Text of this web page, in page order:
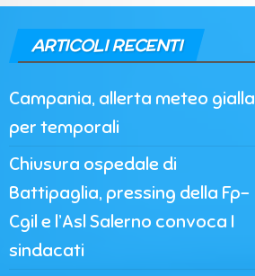
ARTICOLI RECENTI
Campania, allerta meteo gialla
per temporali
Chiusura ospedale di
Battipaglia, pressing della Fp-
Cgil e l’Asl Salerno convoca I
sindacati